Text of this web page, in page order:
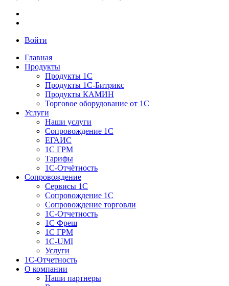
Войти
Главная
Продукты
Продукты 1С
Продукты 1С-Битрикс
Продукты КАМИН
Торговое оборудование от 1С
Услуги
Наши услуги
Сопровождение 1С
ЕГАИС
1С ГРМ
Тарифы
1С-Отчётность
Сопровождение
Сервисы 1С
Сопровождение 1С
Сопровождение торговли
1С-Отчетность
1С Фреш
1С ГРМ
1C-UMI
Услуги
1С-Отчетность
О компании
Наши партнеры